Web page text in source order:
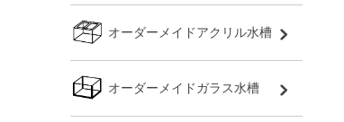
オーダーメイドアクリル水槽
オーダーメイドガラス水槽